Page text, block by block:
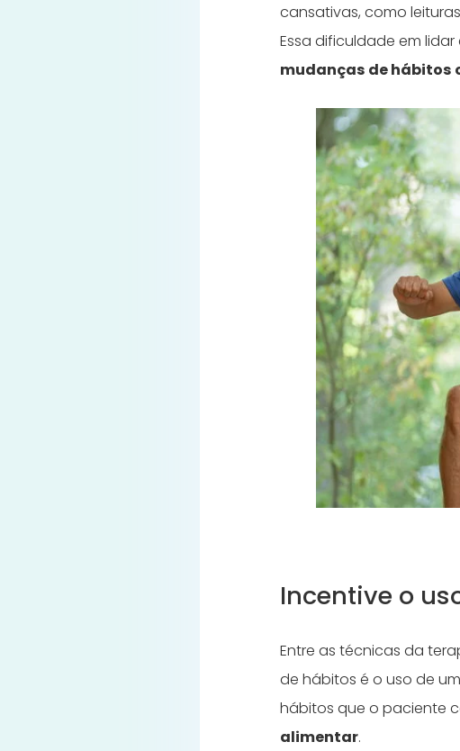
cansativas, como
Essa dificuldade em
mudanças de hábitos
Incentive o
Entre as técnicas da
de hábitos é o uso de
hábitos que o paciente
alimentar.